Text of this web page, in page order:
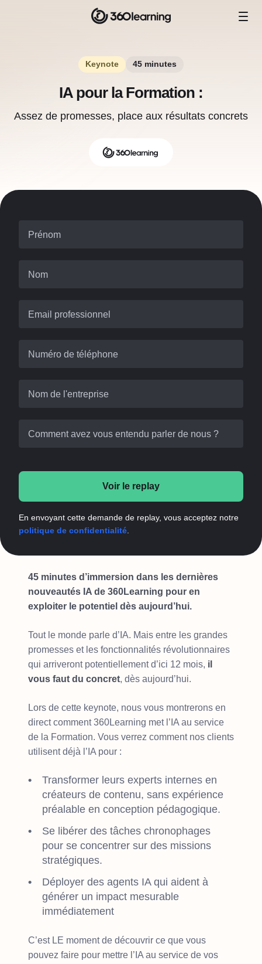
Keynote 45 minutes
IA pour la Formation :
Assez de promesses, place aux résultats concrets
Prénom
Nom
Email professionnel
Numéro de téléphone
Nom de l'entreprise
Comment avez vous entendu parler de nous ?
Voir le replay
En envoyant cette demande de replay, vous acceptez notre
politique de confidentialité
45 minutes d’immersion dans les dernières
nouveautés IA de 360Learning pour en
exploiter le potentiel dès aujourd’hui.
Tout le monde parle d’IA. Mais entre les grandes
promesses et les fonctionnalités révolutionnaires
qui arriveront potentiellement d’ici 12 mois, il
vous faut du concret, dès aujourd’hui.
Lors de cette keynote, nous vous montrerons en
direct comment 360Learning met l’IA au service
de la Formation. Vous verrez comment nos clients
utilisent déjà l’IA pour :
Transformer leurs experts internes en
créateurs de contenu, sans expérience
préalable en conception pédagogique.
Se libérer des tâches chronophages
pour se concentrer sur des missions
stratégiques.
Déployer des agents IA qui aident à
générer un impact mesurable
immédiatement
C’est LE moment de découvrir ce que vous
pouvez faire pour mettre l’IA au service de vos